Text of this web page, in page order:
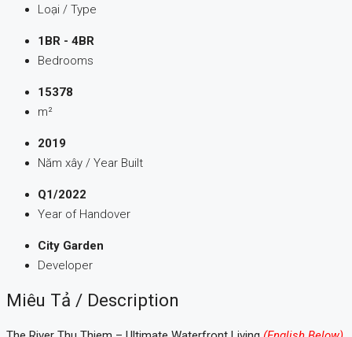
Loại / Type
1BR - 4BR
Bedrooms
15378
m²
2019
Năm xây / Year Built
Q1/2022
Year of Handover
City Garden
Developer
Miêu Tả / Description